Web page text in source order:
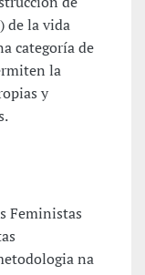
de la vida
categoría de
la
y
Feministas
na